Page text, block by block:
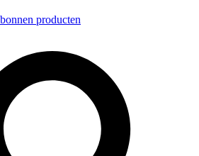
producten